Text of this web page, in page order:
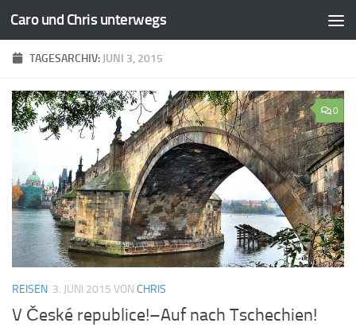
Zum Inhalt springen
Caro und Chris unterwegs
TAGESARCHIV: JUNI 3, 2015
0
REISEN 3. JUNI 2015 VON CHRIS
V České republice!–Auf nach Tschechien!